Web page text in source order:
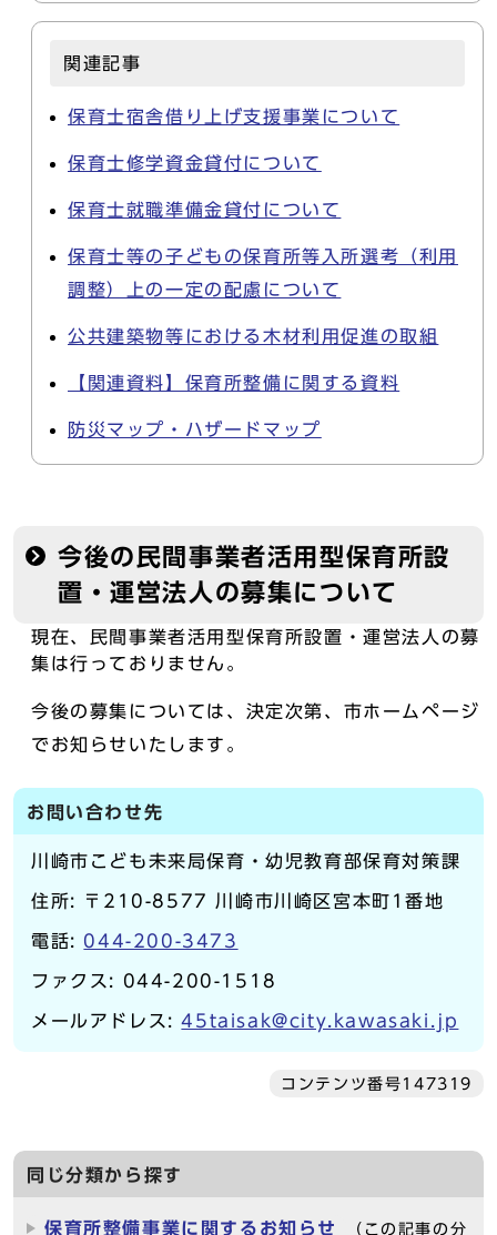
関連記事
保育士宿舎借り上げ支援事業について
保育士修学資金貸付について
保育士就職準備金貸付について
保育士等の子どもの保育所等入所選考（利用
調整）上の一定の配慮について
公共建築物等における木材利用促進の取組
【関連資料】保育所整備に関する資料
防災マップ・ハザードマップ
今後の民間事業者活用型保育所設
置・運営法人の募集について
現在、民間事業者活用型保育所設置・運営法人の募
集は行っておりません。
今後の募集については、決定次第、市ホームページ
でお知らせいたします。
お問い合わせ先
川崎市こども未来局保育・幼児教育部保育対策課
住所: 〒210-8577 川崎市川崎区宮本町1番地
電話: 044-200-3473
ファクス: 044-200-1518
メールアドレス:45taisak@city.kawasaki.jp
コンテンツ番号147319
同じ分類から探す
保育所整備事業に関するお知らせ （この記事の分